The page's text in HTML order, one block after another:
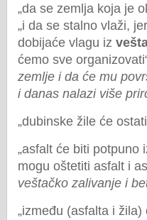
„da se zemlja koja je
„i da se stalno vlaži,
dobijaće vlagu iz
ćemo sve
zemlje i da će mu
i danas nalazi više
„dubinske žile će
„asfalt će biti potpuno
mogu oštetiti asfalt i
veštačko zalivanje i
„između (asfalta i